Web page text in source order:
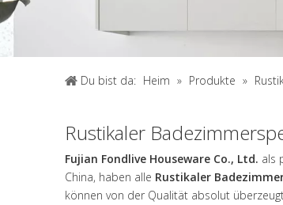
Du bist da: Heim » Produkte »
Rustikaler
Fujian Fondlive Houseware Co., Ltd. als
China, haben alle Rustikaler
können von der Qualität absolut